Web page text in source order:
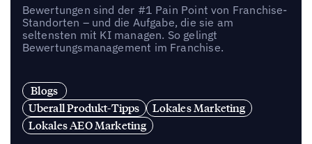
Bewertungen sind der #1 Pain Point von Franchise-
Standorten – und die Aufgabe, die sie am
seltensten mit KI managen. So gelingt
Bewertungsmanagement im Franchise.
Blogs
Uberall Produkt-Tipps
Lokales Marketing
Lokales AEO Marketing